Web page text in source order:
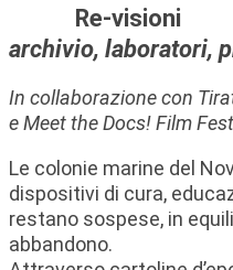
Re-visioni
archivio, laboratori,
In collaborazione con
e Meet the Docs! Film Fest
Le colonie marine del
dispositivi di cura,
restano sospese, in
abbandono.